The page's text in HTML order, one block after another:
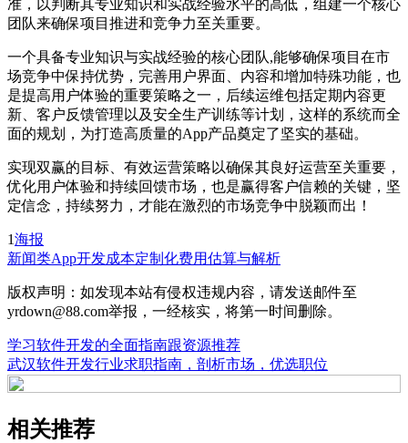
准，以判断其专业知识和实战经验水平的高低，组建一个核心
团队来确保项目推进和竞争力至关重要。
一个具备专业知识与实战经验的核心团队,能够确保项目在市
场竞争中保持优势，完善用户界面、内容和增加特殊功能，也
是提高用户体验的重要策略之一，后续运维包括定期内容更
新、客户反馈管理以及安全生产训练等计划，这样的系统而全
面的规划，为打造高质量的App产品奠定了坚实的基础。
实现双赢的目标、有效运营策略以确保其良好运营至关重要，
优化用户体验和持续回馈市场，也是赢得客户信赖的关键，坚
定信念，持续努力，才能在激烈的市场竞争中脱颖而出！
1海报
新闻类App开发成本定制化费用估算与解析
版权声明：如发现本站有侵权违规内容，请发送邮件至
yrdown@88.com举报，一经核实，将第一时间删除。
学习软件开发的全面指南跟资源推荐
武汉软件开发行业求职指南，剖析市场，优选职位
相关推荐